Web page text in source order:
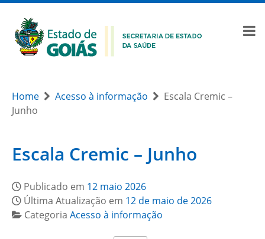
Home Acesso à informação
Escala Cremic –
Junho
Escala Cremic – Junho
Publicado em 12 maio 2026
Última Atualização em 12 de maio de 2026
Categoria Acesso à informação